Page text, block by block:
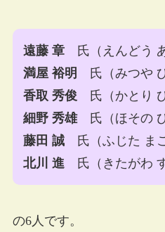
遠藤 章 氏（えんどう
満屋 裕明
氏（みつや
香取 秀俊 氏（かとり
細野 秀雄氏（ほその ひ
藤田 誠氏（ふじた まこ
北川 進 氏（きたがわ
の6人です。